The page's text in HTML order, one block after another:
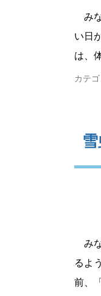
み
い日
は、
カテ
み
るよ
前、